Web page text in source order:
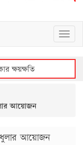
T
o
g
g
l
a
t
আয়োজন
আয়োজন